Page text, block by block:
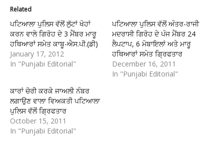
Related
ਪਟਿਆਲਾ ਪੁਲਿਸ ਵੱਲੋਂ ਲੁੱਟਾਂ ਖੋਹਾਂ
ਕਰਨ ਵਾਲੇ ਗਿਰੋਹ ਦੇ 3 ਮੈਂਬਰ ਮਾਰੂ
ਹਥਿਆਰਾਂ ਸਮੇਤ ਕਾਬੂ-ਐਸ.ਪੀ.(ਡੀ)
January 17, 2012
In "Punjabi Editorial"
ਪਟਿਆਲਾ ਪੁਲਿਸ ਵੱਲੋਂ ਅੰਤਰ-ਰਾਜੀ
ਮਦਰਾਸੀ ਗਿਰੋਹ ਦੇ ਪੰਜ ਮੈਂਬਰ 24
ਲੈਪਟਾਪ, 6 ਮੋਬਾਇਲਾਂ ਅਤੇ ਮਾਰੂ
ਹਥਿਆਰਾਂ ਸਮੇਤ ਗ੍ਰਿਫਤਾਰ
December 16, 2011
In "Punjabi Editorial"
ਕਾਰਾਂ ਚੋਰੀ ਕਰਕੇ ਜਾਅਲੀ ਨੰਬਰ
ਲਗਾਉਣ ਵਾਲਾ ਵਿਅਕਤੀ ਪਟਿਆਲਾ
ਪੁਲਿਸ ਵੱਲੋਂ ਗ੍ਰਿਫਤਾਰ
October 15, 2011
In "Punjabi Editorial"